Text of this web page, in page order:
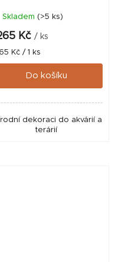
Skladem (>5 ks)
Kč / ks
Kč / 1 ks
Do košíku
dekoraci do akvárií a
terárií